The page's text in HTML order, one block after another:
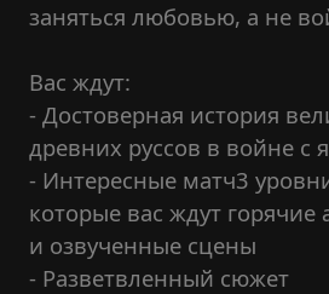
заняться любовью, а не
Вас ждут:
- Достоверная история
древних руссов в войне с
- Интересные матч3
которые вас ждут
и озвученные сцены
- Разветвленный сюжет